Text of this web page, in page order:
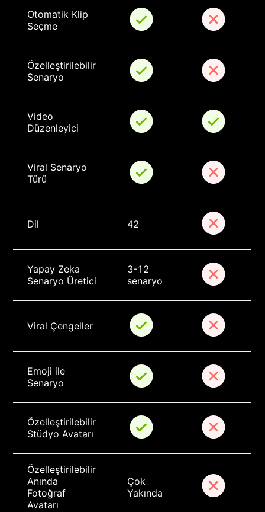
Otomatik Klip
Seçme
Özelleştirilebilir
Senaryo
Video
Düzenleyici
Viral Senaryo
Türü
Dil 42
Yapay Zeka
Senaryo Üretici
3-12
senaryo
Viral Çengeller
Emoji ile
Senaryo
Özelleştirilebilir
Stüdyo Avatarı
Özelleştirilebilir
Anında
Fotoğraf
Avatarı
Çok
Yakında